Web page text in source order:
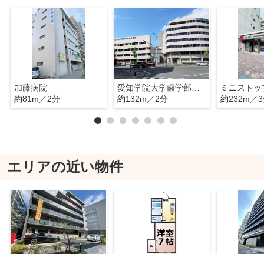
加藤病院
約81m／2分
約132m／2分
約232m／
エリアの近い物件